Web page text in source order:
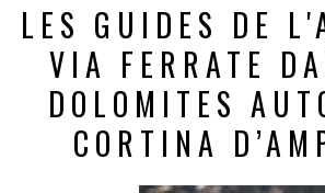
LES GUIDES DE
VIA FERRATE
DOLOMITES
CORTINA